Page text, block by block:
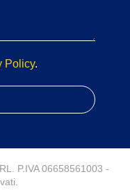
Policy.
P.IVA 06658561003 -